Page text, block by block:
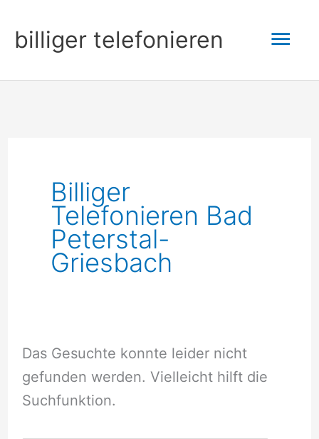
Inhalt
springen
billiger telefonieren
Billiger
Telefonieren Bad
Peterstal-
Griesbach
Das Gesuchte konnte leider nicht
gefunden werden. Vielleicht hilft die
Suchfunktion.